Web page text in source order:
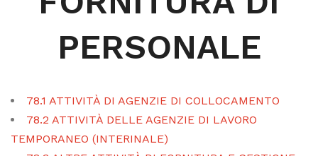
PERSONALE
78.1 ATTIVITÀ DI AGENZIE DI COLLOCAMENTO
78.2 ATTIVITÀ DELLE AGENZIE DI LAVORO
TEMPORANEO (INTERINALE)